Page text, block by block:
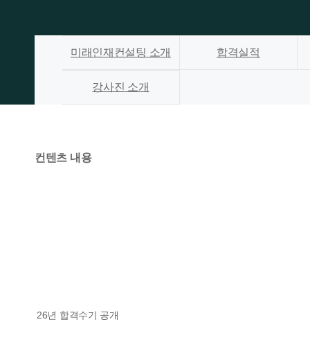
미래인재컨설팅 소개 합격실적
강사진 소개
컨텐츠 내용
26년 합격수기 공개